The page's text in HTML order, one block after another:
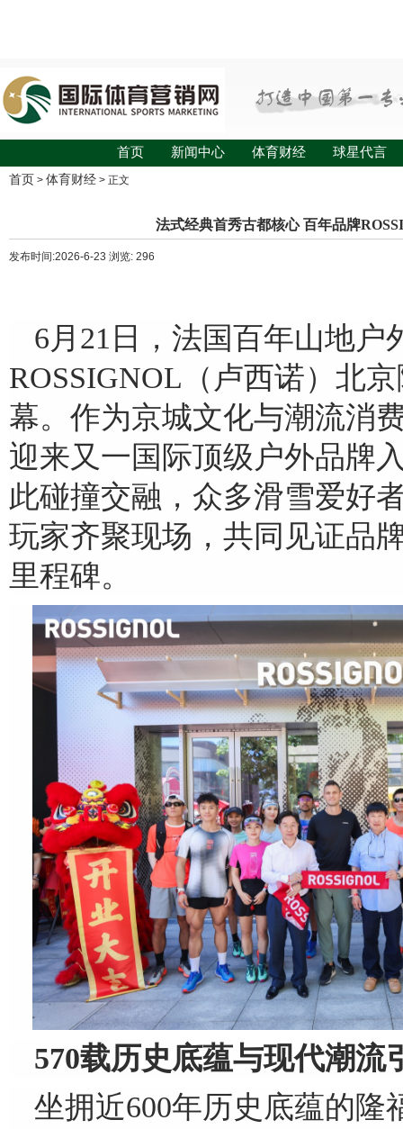
首页 新闻中心 体育财经
球星代言
首页 > 体育财经 > 正文
法式经典首秀古都核心 百年品牌
发布时间:2026-6-23 浏览: 296
6月21日，法国百年山地户
ROSSIGNOL（卢西诺）北
幕。作为京城文化与潮流消
迎来又一国际顶级户外品牌
此碰撞交融，众多滑雪爱好
玩家齐聚现场，共同见证品
里程碑。
570载历史底蕴与现代潮流
坐拥近600年历史底蕴的隆